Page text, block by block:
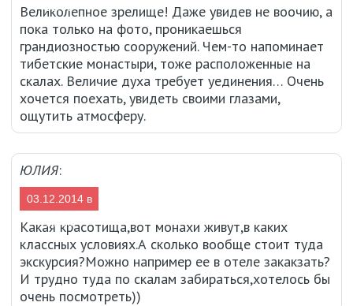
08:03
Великолепное зрелище! Даже увидев не воочию, а
пока только на фото, проникаешься
грандиозностью сооружений. Чем-то напоминает
тибетские монастыри, тоже расположенные на
скалах. Величие духа требует уединения… Очень
хочется поехать, увидеть своими глазами,
ощутить атмосферу.
ЮЛИЯ:
03.12.2014 в
12:13
Какая красотища,вот монахи живут,в каких
классных условиях.А сколько вообще стоит туда
экскурсия?Можно например ее в отеле закакзать?
И трудно туда по скалам забираться,хотелось бы
очень посмотреть))